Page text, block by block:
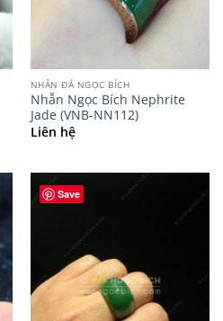
NHẪN ĐÁ NGỌC BÍCH
Nhẫn Ngọc Bích Nephrite
Jade (VNB-NN112)
Liên hệ
Save